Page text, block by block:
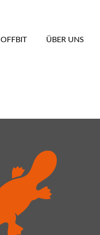
OFFBIT ÜBER UNS